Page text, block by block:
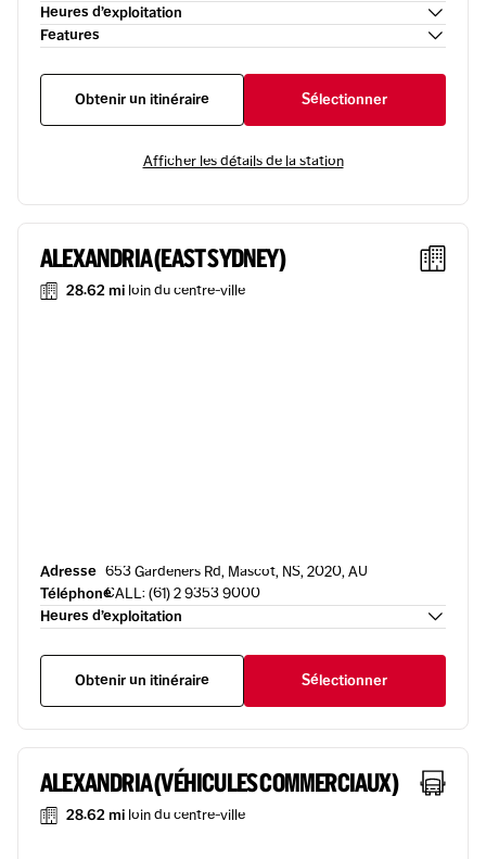
Heures d’exploitation
Features
Obtenir un itinéraire Sélectionner
Afficher les détails de la station
ALEXANDRIA (EAST SYDNEY)
28.62 mi loin du centre-ville
Adresse 653 Gardeners Rd, Mascot, NS, 2020, AU
TéléphoneCALL: (61) 2 9353 9000
Heures d’exploitation
Obtenir un itinéraire Sélectionner
ALEXANDRIA (VÉHICULES COMMERCIAUX)
28.62 mi loin du centre-ville